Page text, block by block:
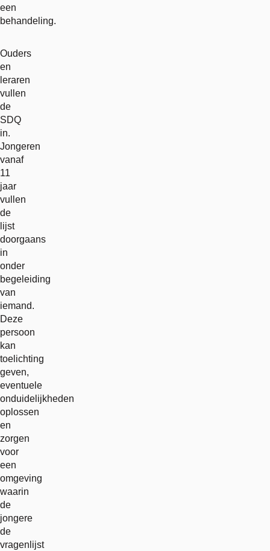
een
behandeling.
Ouders
en
leraren
vullen
de
SDQ
in.
Jongeren
vanaf
11
jaar
vullen
de
lijst
doorgaans
in
onder
begeleiding
van
iemand.
Deze
persoon
kan
toelichting
geven,
eventuele
onduidelijkheden
oplossen
en
zorgen
voor
een
omgeving
waarin
de
jongere
de
vragenlijst